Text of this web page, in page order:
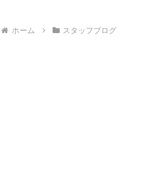
ホーム スタッフブログ